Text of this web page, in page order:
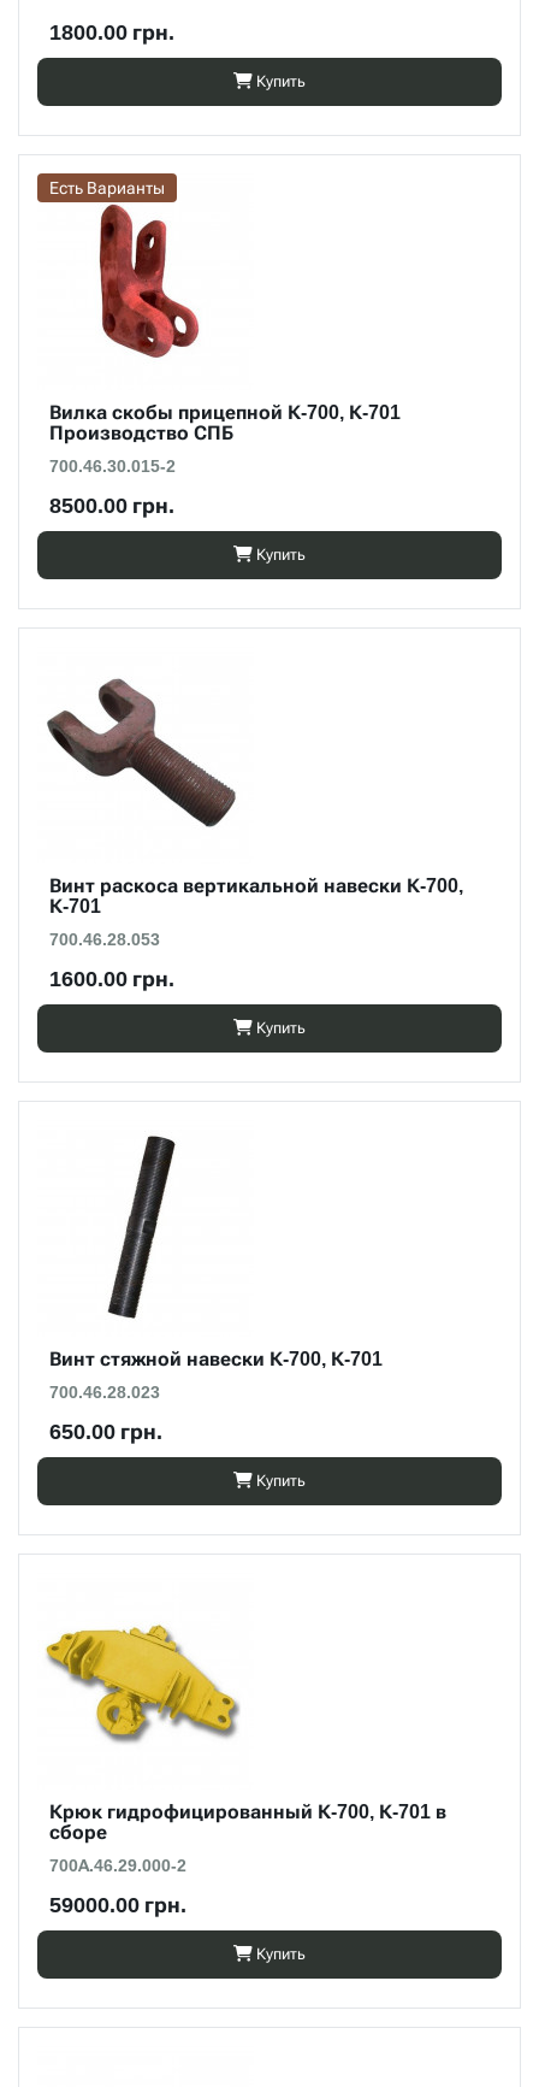
1800.00 грн.
Купить
Есть Варианты
Вилка скобы прицепной К-700, К-701
Производство СПБ
700.46.30.015-2
8500.00 грн.
Купить
Винт раскоса вертикальной навески К-700,
К-701
700.46.28.053
1600.00 грн.
Купить
Винт стяжной навески К-700, К-701
700.46.28.023
650.00 грн.
Купить
Крюк гидрофицированный К-700, К-701 в
сборе
700А.46.29.000-2
59000.00 грн.
Купить